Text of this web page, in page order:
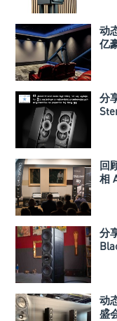
动
亿
分
回
相
分
动
盛